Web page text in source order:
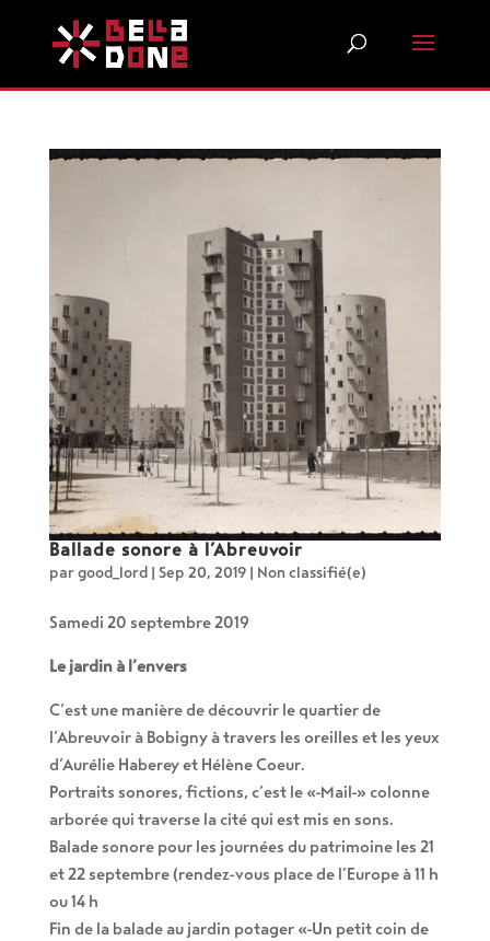
Ballade sonore à l’Abreuvoir
par good_lord Sep 20, 2019| Non classifié(e)
Samedi 20 septembre 2019
Le jardin à l’envers
C’est une manière de découvrir le quartier de
l’Abreuvoir à Bobigny à travers les oreilles et les yeux
d’Aurélie Haberey et Hélène Coeur.
Portraits sonores, fictions, c’est le « Mail » colonne
arborée qui traverse la cité qui est mis en sons.
Balade sonore pour les journées du patrimoine les 21
et 22 septembre (rendez-vous place de l’Europe à 11 h
ou 14 h
Fin de la balade au jardin potager « Un petit coin de